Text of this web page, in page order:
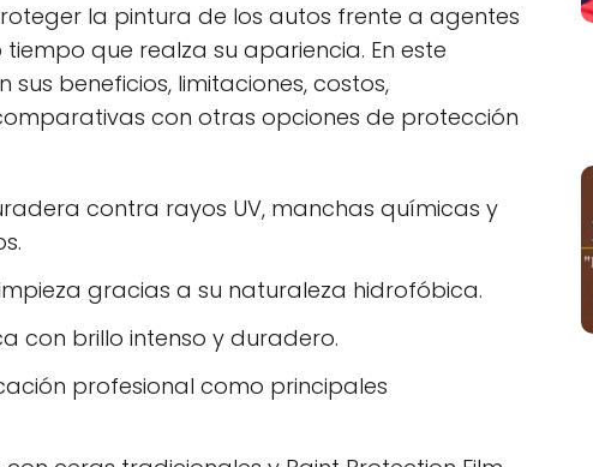
la pintura de los autos frente a agentes
tiempo que realza su apariencia. En este
sus beneficios, limitaciones, costos,
con otras opciones de protección
contra rayos UV, manchas químicas y
gracias a su naturaleza hidrofóbica.
con brillo intenso y duradero.
profesional como principales